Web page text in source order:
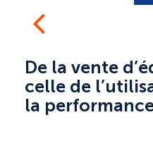
De la vente
celle de
la